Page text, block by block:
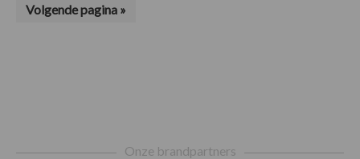
Ga
naar
Volgende pagina »
Onze brandpartners